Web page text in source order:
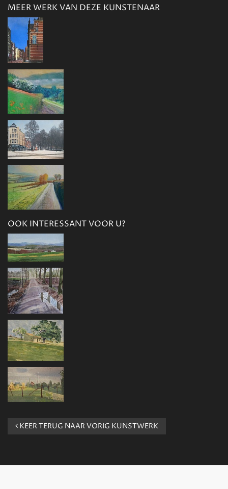
MEER WERK VAN DEZE KUNSTENAAR
OOK INTERESSANT VOOR U?
KEER TERUG NAAR VORIG KUNSTWERK